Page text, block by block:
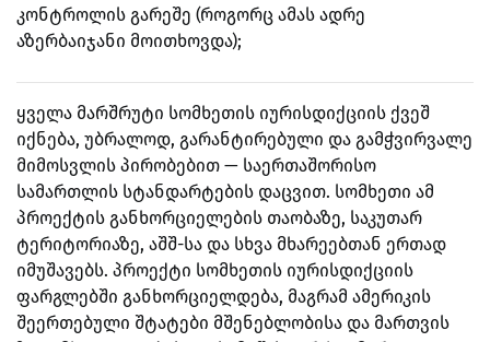
კონტროლის გარეშე (როგორც ამას ადრე
აზერბაიჯანი მოითხოვდა);
ყველა მარშრუტი სომხეთის იურისდიქციის ქვეშ
იქნება, უბრალოდ, გარანტირებული და გამჭვირვალე
მიმოსვლის პირობებით — საერთაშორისო
სამართლის სტანდარტების დაცვით. სომხეთი ამ
პროექტის განხორციელების თაობაზე, საკუთარ
ტერიტორიაზე, აშშ-სა და სხვა მხარეებთან ერთად
იმუშავებს. პროექტი სომხეთის იურისდიქციის
ფარგლებში განხორციელდება, მაგრამ ამერიკის
შეერთებული შტატები მშენებლობისა და მართვის